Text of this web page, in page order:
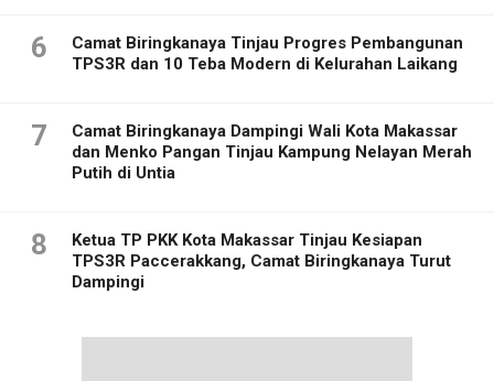
6
Camat Biringkanaya Tinjau Progres Pembangunan
TPS3R dan 10 Teba Modern di Kelurahan Laikang
7
Camat Biringkanaya Dampingi Wali Kota Makassar
dan Menko Pangan Tinjau Kampung Nelayan Merah
Putih di Untia
8
Ketua TP PKK Kota Makassar Tinjau Kesiapan
TPS3R Paccerakkang, Camat Biringkanaya Turut
Dampingi